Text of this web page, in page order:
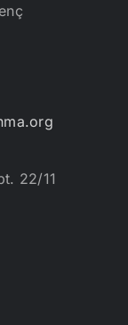
22/11